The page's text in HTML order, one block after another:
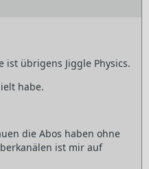
ist übrigens Jiggle Physics.
habe.
die Abos haben ohne
ist mir auf